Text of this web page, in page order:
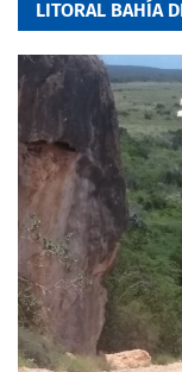
LITORAL BAHÍA